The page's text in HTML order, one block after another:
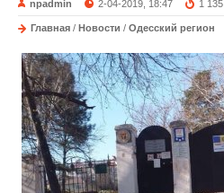
npadmin 2-04-2019, 18:47 1 135
Главная / Новости / Одесский регион